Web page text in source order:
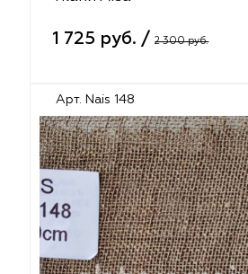
1 725 руб. /2 300 руб.
Арт. Nais 148